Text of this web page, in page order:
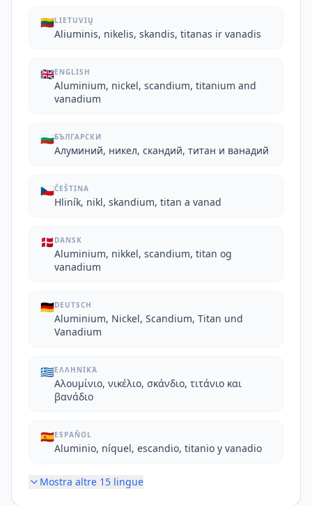
🇱🇹LIETUVIŲ
Aliuminis, nikelis, skandis, titanas ir vanadis
🇬🇧ENGLISH
Aluminium, nickel, scandium, titanium and
vanadium
🇧🇬БЪЛГАРСКИ
Алуминий, никел, скандий, титан и ванадий
🇨🇿ČEŠTINA
Hliník, nikl, skandium, titan a vanad
🇩🇰 DANSK
Aluminium, nikkel, scandium, titan og
vanadium
🇩🇪DEUTSCH
Aluminium, Nickel, Scandium, Titan und
Vanadium
🇬🇷ΕΛΛΗΝΙΚΆ
Αλουμίνιο, νικέλιο, σκάνδιο, τιτάνιο και
βανάδιο
🇪🇸ESPAÑOL
Aluminio, níquel, escandio, titanio y vanadio
Mostra altre 15 lingue